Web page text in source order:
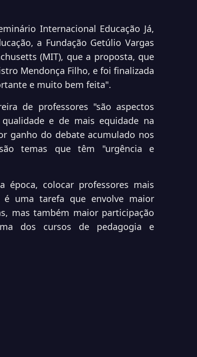
Internacional Educação Já,
a Fundação Getúlio Vargas
(MIT), que a proposta, que
Mendonça Filho, e foi finalizada
e muito bem feita".
de professores "são aspectos
e de mais equidade na
ganho do debate acumulado nos
temas que têm "urgência e
época, colocar professores mais
é uma tarefa que envolve maior
, mas também maior participação
dos cursos de pedagogia e